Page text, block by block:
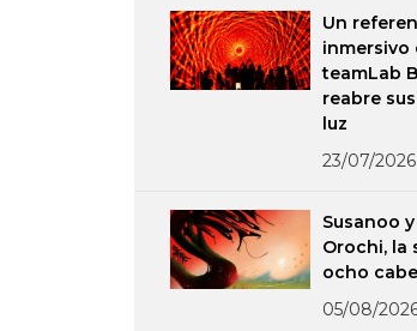
Un
inmersivo
teamLab
reabre
luz
23/07/2026
Susanoo
Orochi, la
ocho
05/08/